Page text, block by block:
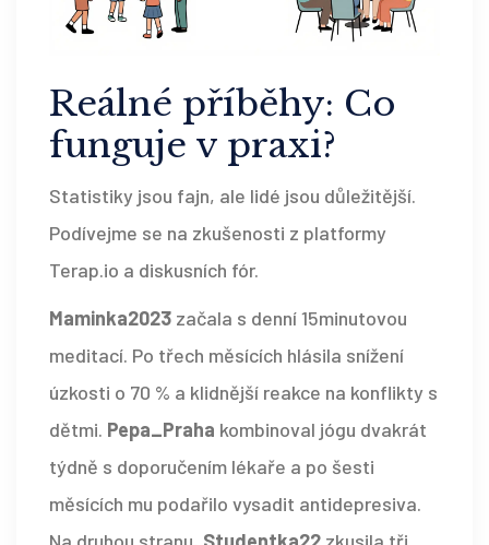
Reálné příběhy: Co
funguje v praxi?
Statistiky jsou fajn, ale lidé jsou důležitější.
Podívejme se na zkušenosti z platformy
Terap.io a diskusních fór.
Maminka2023 začala s denní 15minutovou
meditací. Po třech měsících hlásila snížení
úzkosti o 70 % a klidnější reakce na konflikty s
dětmi. Pepa_Praha kombinoval jógu dvakrát
týdně s doporučením lékaře a po šesti
měsících mu podařilo vysadit antidepresiva.